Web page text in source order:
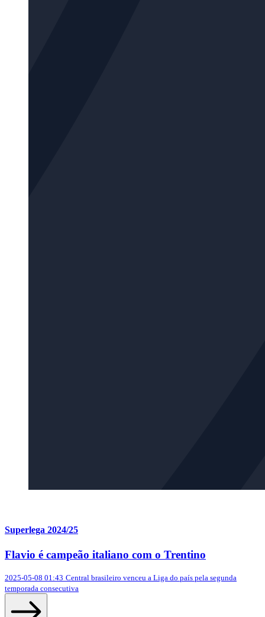
Superlega 2024/25
Flavio é campeão italiano com o Trentino
2025-05-08 01:43 Central brasileiro venceu a Liga do país pela segunda
temporada consecutiva